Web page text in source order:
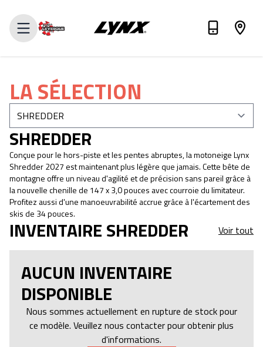
ÉVALUEZ VOTRE ÉCHANGE
LA SÉLECTION
SHREDDER
Conçue pour le hors-piste et les pentes abruptes, la motoneige Lynx
Shredder 2027 est maintenant plus légère que jamais. Cette bête de
montagne offre un niveau d'agilité et de précision sans pareil grâce à
la nouvelle chenille de 147 x 3,0 pouces avec courroie du limitateur.
Profitez aussi d'une manoeuvrabilité accrue grâce à l'écartement des
skis de 34 pouces.
INVENTAIRE SHREDDER Voir tout
AUCUN INVENTAIRE
DISPONIBLE
Nous sommes actuellement en rupture de stock pour
ce modèle. Veuillez nous contacter pour obtenir plus
d'informations.